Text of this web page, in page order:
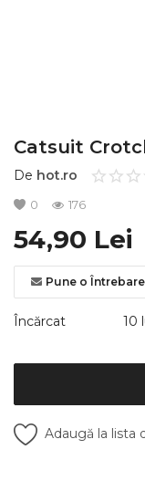
Catsuit
De hot.ro
0 176
54,90 Lei
Pune o Întrebare
Încărcat 10
Adaugă la lista